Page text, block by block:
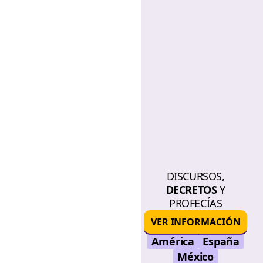
DISCURSOS,
DECRETOSY
PROFECÍAS
VER INFORMACIÓN
América
España
México